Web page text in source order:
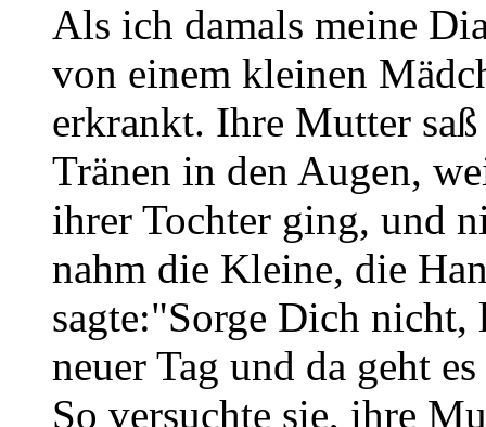
Als ich damals meine
von einem kleinen
erkrankt. Ihre Mutter
Tränen in den Augen,
ihrer Tochter ging, und
nahm die Kleine, die
sagte:"Sorge Dich
neuer Tag und da geht
So versuchte sie, ihre